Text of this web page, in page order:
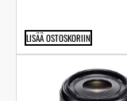
LISÄÄ OSTOSKORIIN